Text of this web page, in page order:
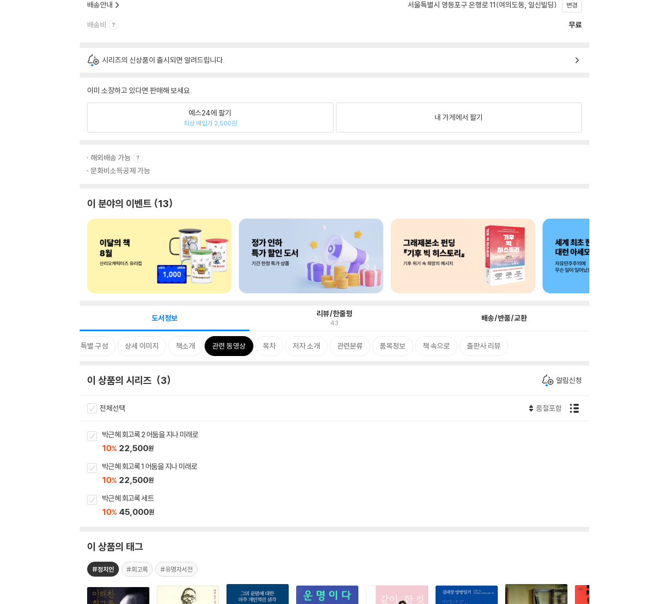
배송안내 서울특별시 영등포구 은행로 11(여의도동, 일신빌딩) 변경
배송비 무료
시리즈의 신상품이 출시되면 알려드립니다.
이미 소장하고 있다면 판매해 보세요.
예스24에 팔기
최상 매입가 2,500원
내 가게에서 팔기
해외배송 가능
문화비소득공제 가능
이 분야의 이벤트 13
도서정보 리뷰/한줄평
43 배송/반품/교환
특별 구성 상세 이미지 책소개 관련 동영상 목차 저자 소개 관련분류 품목정보 책 속으로 출판사 리뷰
이 상품의 시리즈 3 알림신청
전체선택 품절포함
박근혜 회고록 2 어둠을 지나 미래로
10% 22,500원
박근혜 회고록 1 어둠을 지나 미래로
10% 22,500원
박근혜 회고록 세트
10% 45,000원
이 상품의 태그
#정치인 #회고록 #유명자서전